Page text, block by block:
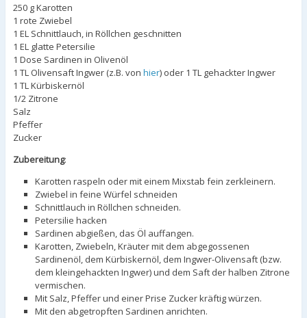
250 g Karotten
1 rote Zwiebel
1 EL Schnittlauch, in Röllchen geschnitten
1 EL glatte Petersilie
1 Dose Sardinen in Olivenöl
1 TL Olivensaft Ingwer (z.B. von hier) oder 1 TL gehackter Ingwer
1 TL Kürbiskernöl
1/2 Zitrone
Salz
Pfeffer
Zucker
Zubereitung:
Karotten raspeln oder mit einem Mixstab fein zerkleinern.
Zwiebel in feine Würfel schneiden
Schnittlauch in Röllchen schneiden.
Petersilie hacken
Sardinen abgießen, das Öl auffangen.
Karotten, Zwiebeln, Kräuter mit dem abgegossenen
Sardinenöl, dem Kürbiskernöl, dem Ingwer-Olivensaft (bzw.
dem kleingehackten Ingwer) und dem Saft der halben Zitrone
vermischen.
Mit Salz, Pfeffer und einer Prise Zucker kräftig würzen.
Mit den abgetropften Sardinen anrichten.